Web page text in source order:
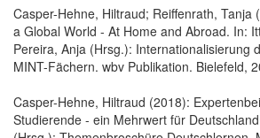
Casper-Hehne, Hiltraud; Reiffenrath, Tanja
a Global World - At Home and Abroad. In:
Pereira, Anja (Hrsg.): Internationalisierung
MINT-Fächern. wbv Publikation. Bielefeld,
Casper-Hehne, Hiltraud (2018):
Studierende - ein Mehrwert für